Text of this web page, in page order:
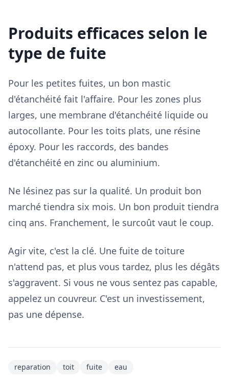
Produits efficaces selon le
type de fuite
Pour les petites fuites, un bon mastic
d'étanchéité fait l'affaire. Pour les zones plus
larges, une membrane d'étanchéité liquide ou
autocollante. Pour les toits plats, une résine
époxy. Pour les raccords, des bandes
d'étanchéité en zinc ou aluminium.
Ne lésinez pas sur la qualité. Un produit bon
marché tiendra six mois. Un bon produit tiendra
cinq ans. Franchement, le surcoût vaut le coup.
Agir vite, c'est la clé. Une fuite de toiture
n'attend pas, et plus vous tardez, plus les dégâts
s'aggravent. Si vous ne vous sentez pas capable,
appelez un couvreur. C'est un investissement,
pas une dépense.
reparation toit fuite eau